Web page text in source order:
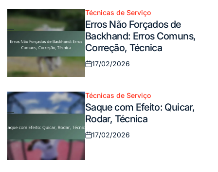
Posted
in
Técnicas de Serviço
Erros Não Forçados de
Backhand: Erros Comuns,
Correção, Técnica
Posted
on
17/02/2026
Posted
in
Técnicas de Serviço
Saque com Efeito: Quicar,
Rodar, Técnica
Posted
17/02/2026